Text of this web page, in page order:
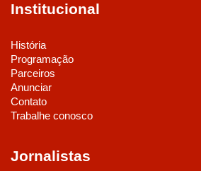
Institucional
História
Programação
Parceiros
Anunciar
Contato
Trabalhe conosco
Jornalistas